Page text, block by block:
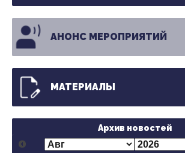
АНОНС МЕРОПРИЯТИЙ
МАТЕРИАЛЫ
Архив новостей